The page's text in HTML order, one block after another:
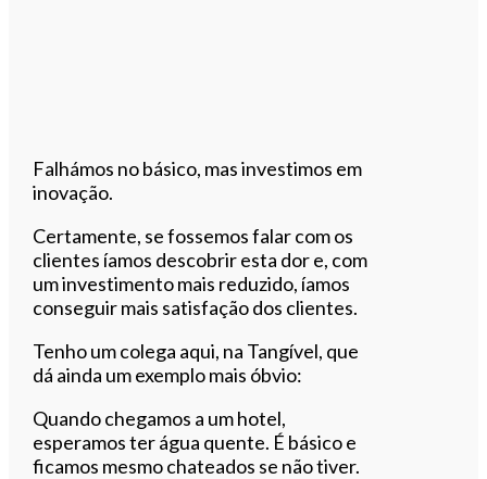
Falhámos no básico, mas investimos em
inovação.
Certamente, se fossemos falar com os
clientes íamos descobrir esta dor e, com
um investimento mais reduzido, íamos
conseguir mais satisfação dos clientes.
Tenho um colega aqui, na Tangível, que
dá ainda um exemplo mais óbvio:
Quando chegamos a um hotel,
esperamos ter água quente. É básico e
ficamos mesmo chateados se não tiver.